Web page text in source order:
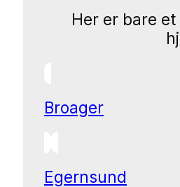
Her er bare
Broager
Egernsund